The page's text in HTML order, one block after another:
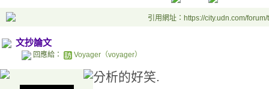
引用網址：https://city.udn.com/
文抄論文
回應給： Voyager（voyager）
分析的好笑.